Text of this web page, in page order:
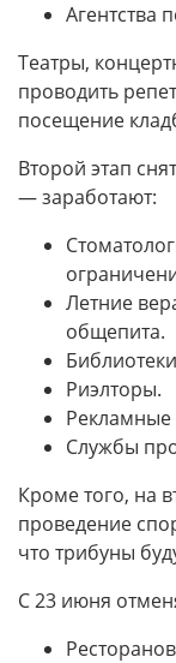
Агентства
Театры,
проводить
посещение
Второй этап
— заработают:
Летние
общепита.
Риэлторы.
Рекламные
Службы
Кроме того, на
проведение
что трибуны
С 23 июня